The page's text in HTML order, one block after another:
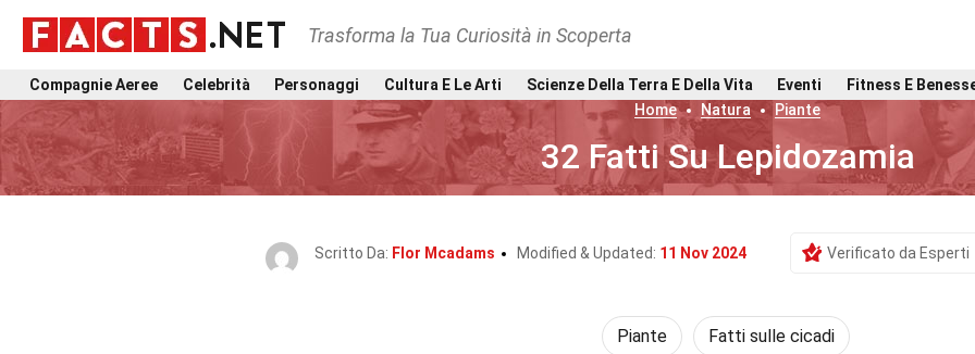
Trasforma la Tua Curiosità in Scoperta
Compagnie Aeree Celebrità Personaggi Cultura E Le Arti Scienze Della Terra E Della Vita Eventi Fitness E
Home
Natura Piante
32 Fatti Su Lepidozamia
Scritto Da: Flor Mcadams Modified & Updated: 11 Nov 2024 Verificato da Esperti
Piante Fatti sulle cicadi